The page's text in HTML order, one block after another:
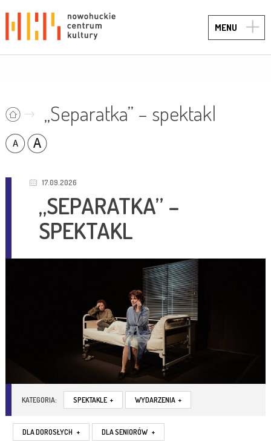
MENU
„Separatka” – spektakl
17.09.2026
„SEPARATKA” –
SPEKTAKL
KATEGORIA: SPEKTAKLE + WYDARZENIA +
DLA DOROSŁYCH + DLA SENIORÓW +